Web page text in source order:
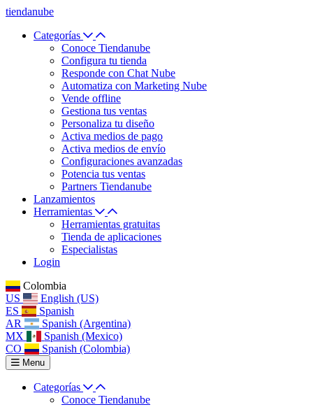
tiendanube
Categorías
Conoce Tiendanube
Configura tu tienda
Responde con Chat Nube
Automatiza con Marketing Nube
Vende offline
Gestiona tus ventas
Personaliza tu diseño
Activa medios de pago
Activa medios de envío
Configuraciones avanzadas
Potencia tus ventas
Partners Tiendanube
Lanzamientos
Herramientas
Herramientas gratuitas
Tienda de aplicaciones
Especialistas
Login
Colombia
US
English (US)
ES
Spanish
AR
Spanish (Argentina)
MX
Spanish (Mexico)
CO
Spanish (Colombia)
Menu
Categorías
Conoce Tiendanube